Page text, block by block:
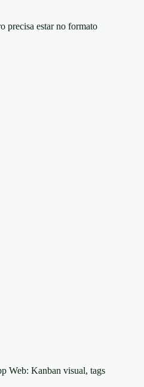
precisa estar no formato
Web: Kanban visual, tags